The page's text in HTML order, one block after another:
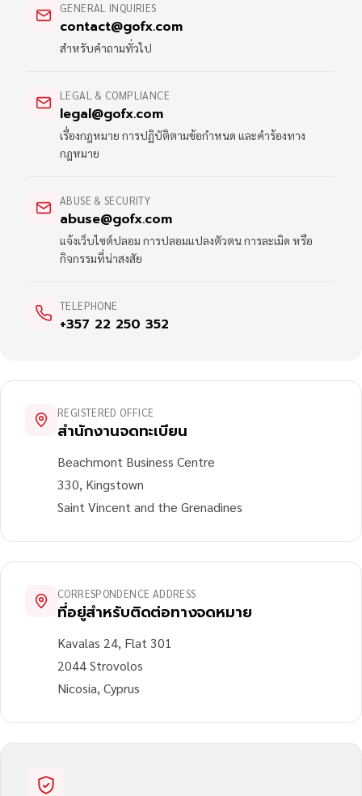
GENERAL INQUIRIES
contact@gofx.com
สำหรับคำถามทั่วไป
LEGAL & COMPLIANCE
legal@gofx.com
เรื่องกฎหมาย การปฏิบัติตามข้อกำหนด และคำร้องทาง
กฎหมาย
ABUSE & SECURITY
abuse@gofx.com
แจ้งเว็บไซต์ปลอม การปลอมแปลงตัวตน การละเมิด หรือ
กิจกรรมที่น่าสงสัย
TELEPHONE
+357 22 250 352
REGISTERED OFFICE
สำนักงานจดทะเบียน
Beachmont Business Centre
330, Kingstown
Saint Vincent and the Grenadines
CORRESPONDENCE ADDRESS
ที่อยู่สำหรับติดต่อทางจดหมาย
Kavalas 24, Flat 301
2044 Strovolos
Nicosia, Cyprus